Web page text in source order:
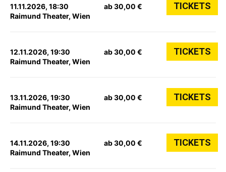
11.11.2026, 18:30
Raimund Theater, Wien
ab 30,00 € TICKETS
12.11.2026, 19:30
Raimund Theater, Wien
ab 30,00 € TICKETS
13.11.2026, 19:30
Raimund Theater, Wien
ab 30,00 € TICKETS
14.11.2026, 19:30
Raimund Theater, Wien
ab 30,00 € TICKETS